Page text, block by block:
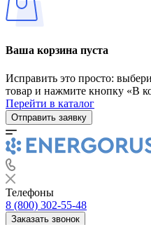
Ваша корзина пуста
Исправить это просто:
товар и нажмите кнопку «В
Перейти в каталог
Отправить заявку
Телефоны
8 (800) 302-55-48
Заказать звонок